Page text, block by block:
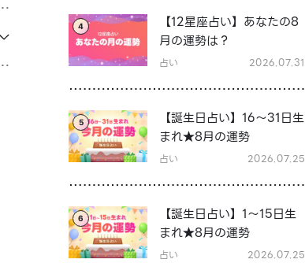
4
【12星座占い】あなたの8
月の運勢は？
占い 2026.07.31
5
【誕生日占い】16～31日生
まれ★8月の運勢
占い 2026.07.25
6
【誕生日占い】1～15日生
まれ★8月の運勢
占い 2026.07.25